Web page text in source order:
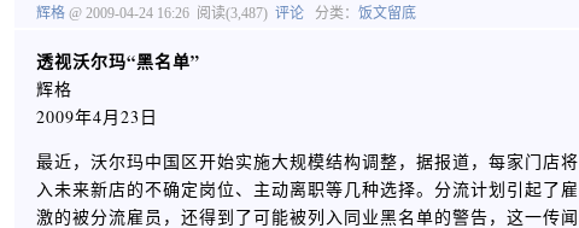
辉格 @ 2009-04-24 16:26 阅读(3,487) 评论 分类： 饭文留底
透视沃尔玛“黑名单”
辉格
2009年4月23日
最近，沃尔玛中国区开始实施大规模结构调整，据报道，每家门店
入未来新店的不确定岗位、主动离职等几种选择。分流计划引起了
激的被分流雇员，还得到了可能被列入同业黑名单的警告，这一传